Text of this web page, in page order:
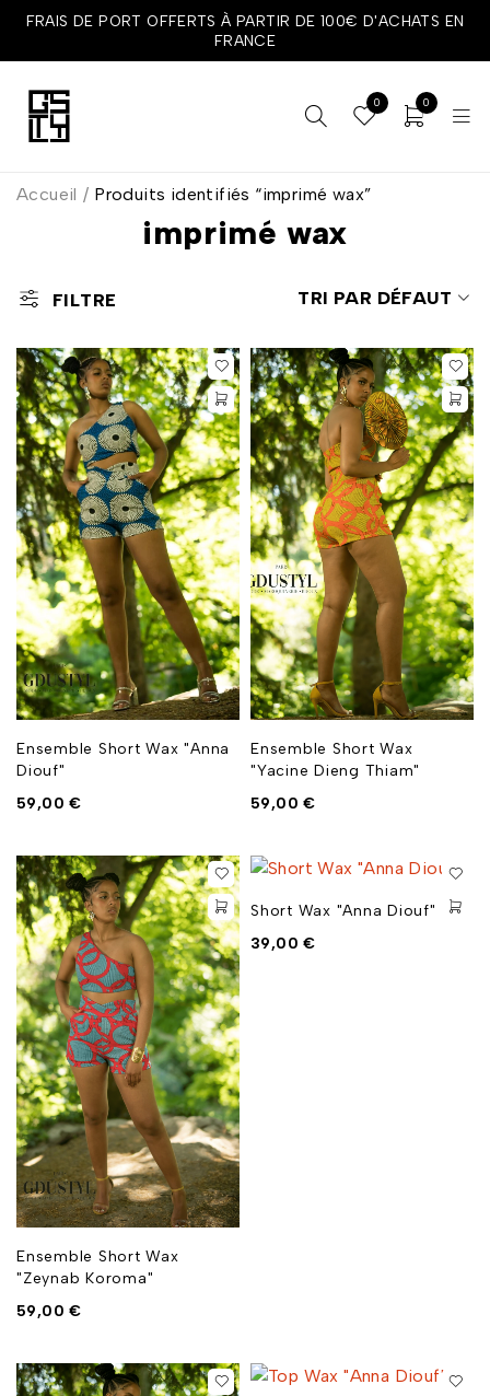
FRAIS DE PORT OFFERTS À PARTIR DE 100€ D'ACHATS EN
FRANCE
0 0
imprimé wax
Accueil / Produits identifiés “imprimé wax”
FILTRE TRI PAR DÉFAUT
Ensemble Short Wax "Anna
Diouf"
59,00€
Ensemble Short Wax
"Yacine Dieng Thiam"
59,00€
Ensemble Short Wax
"Zeynab Koroma"
59,00€
Short Wax "Anna Diouf"
39,00€